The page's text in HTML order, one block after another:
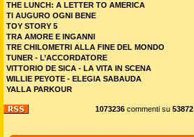
THE LUNCH: A LETTER TO AMERICA
TI AUGURO OGNI BENE
TOY STORY 5
TRA AMORE E INGANNI
TRE CHILOMETRI ALLA FINE DEL MONDO
TUNER - L’ACCORDATORE
VITTORIO DE SICA - LA VITA IN SCENA
WILLIE PEYOTE - ELEGIA SABAUDA
YALLA PARKOUR
1073236 commenti su 53872